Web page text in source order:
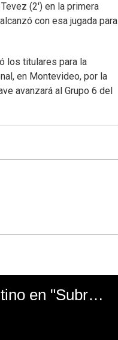
(2') en la primera
con esa jugada para
los titulares para la
en Montevideo, por la
avanzará al Grupo 6 del
El mal momento de Yanina Gasañol con un hincha argentino en "Subrayado"